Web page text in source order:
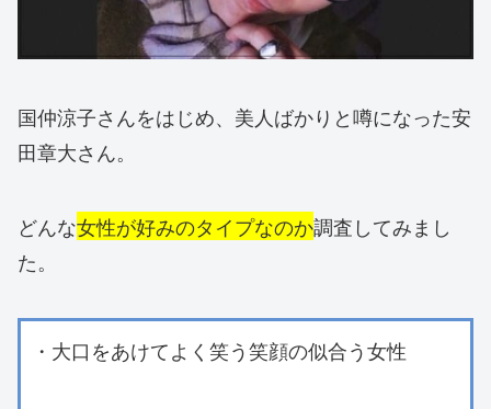
国仲涼子さんをはじめ、美人ばかりと噂になった安
田章大さん。
どんな女性が好みのタイプなのか調査してみまし
た。
・大口をあけてよく笑う笑顔の似合う女性